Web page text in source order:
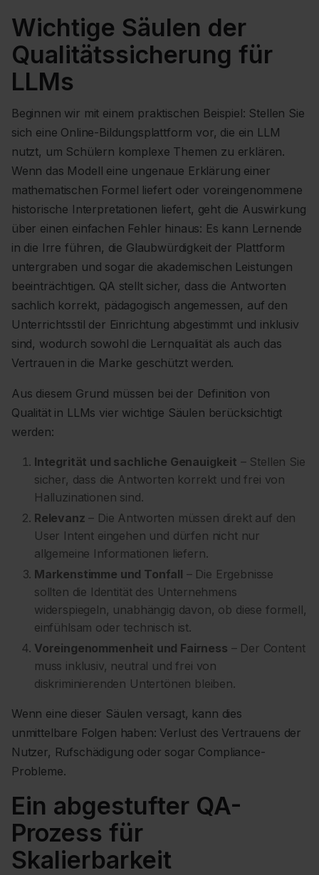
Wichtige Säulen der
Qualitätssicherung für
LLMs
Beginnen wir mit einem praktischen Beispiel: Stellen Sie
sich eine Online-Bildungsplattform vor, die ein LLM
nutzt, um Schülern komplexe Themen zu erklären.
Wenn das Modell eine ungenaue Erklärung einer
mathematischen Formel liefert oder voreingenommene
historische Interpretationen liefert, geht die Auswirkung
über einen einfachen Fehler hinaus: Es kann Lernende
in die Irre führen, die Glaubwürdigkeit der Plattform
untergraben und sogar die akademischen Leistungen
beeinträchtigen. QA stellt sicher, dass die Antworten
sachlich korrekt, pädagogisch angemessen, auf den
Unterrichtsstil der Einrichtung abgestimmt und inklusiv
sind, wodurch sowohl die Lernqualität als auch das
Vertrauen in die Marke geschützt werden.
Aus diesem Grund müssen bei der Definition von
Qualität in LLMs vier wichtige Säulen berücksichtigt
werden:
Integrität und sachliche Genauigkeit – Stellen Sie
sicher, dass die Antworten korrekt und frei von
Halluzinationen sind.
Relevanz – Die Antworten müssen direkt auf den
User Intent eingehen und dürfen nicht nur
allgemeine Informationen liefern.
Markenstimme und Tonfall – Die Ergebnisse
sollten die Identität des Unternehmens
widerspiegeln, unabhängig davon, ob diese formell,
einfühlsam oder technisch ist.
Voreingenommenheit und Fairness – Der Content
muss inklusiv, neutral und frei von
diskriminierenden Untertönen bleiben.
Wenn eine dieser Säulen versagt, kann dies
unmittelbare Folgen haben: Verlust des Vertrauens der
Nutzer, Rufschädigung oder sogar Compliance-
Probleme.
Ein abgestufter QA-
Prozess für
Skalierbarkeit